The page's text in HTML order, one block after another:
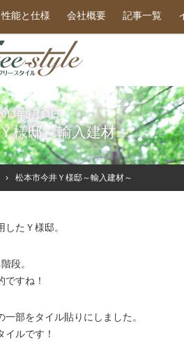
性能と仕様 会社概要 記事一覧
年9月13日
様邸～輸入建材～
松本市今井Ｙ様邸～輸入建材～
たＹ様邸。
段。
すね！
部をタイル貼りにしました。
ルです！